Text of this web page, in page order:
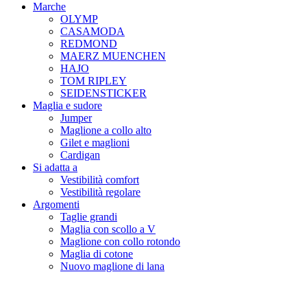
Marche
OLYMP
CASAMODA
REDMOND
MAERZ MUENCHEN
HAJO
TOM RIPLEY
SEIDENSTICKER
Maglia e sudore
Jumper
Maglione a collo alto
Gilet e maglioni
Cardigan
Si adatta a
Vestibilità comfort
Vestibilità regolare
Argomenti
Taglie grandi
Maglia con scollo a V
Maglione con collo rotondo
Maglia di cotone
Nuovo maglione di lana